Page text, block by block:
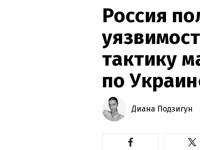
Россия
тактику
по
Диана Подзигун